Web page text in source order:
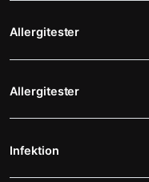
Allergitester
Allergitester
Infektion